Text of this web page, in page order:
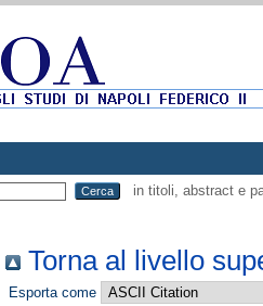
in titoli, abstract e
Torna al livello
Esporta come